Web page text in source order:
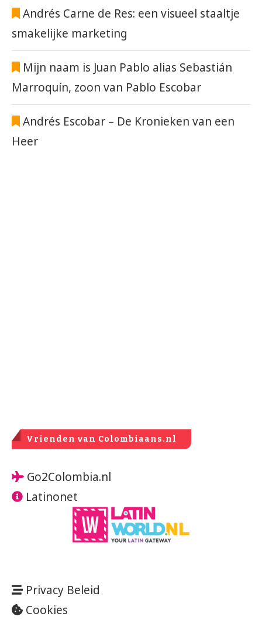
Andrés Carne de Res: een visueel staaltje
smakelijke marketing
Mijn naam is Juan Pablo alias Sebastián
Marroquín, zoon van Pablo Escobar
Andrés Escobar – De Kronieken van een
Heer
Vrienden van Colombiaans.nl
Go2Colombia.nl
Latinonet
Privacy Beleid
Cookies